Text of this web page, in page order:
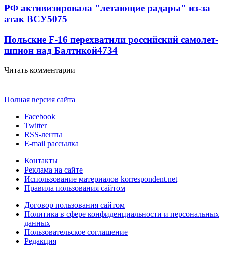
РФ активизировала "летающие радары" из-за
атак ВСУ5075
Польские F-16 перехватили российский самолет-
шпион над Балтикой4734
Читать комментарии
Полная версия сайта
Facebook
Twitter
RSS-ленты
E-mail рассылка
Контакты
Реклама на сайте
Использование материалов korrespondent.net
Правила пользования сайтом
Договор пользования сайтом
Политика в сфере конфиденциальности и персональных
данных
Пользовательское соглашение
Редакция